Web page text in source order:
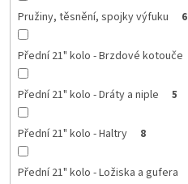
Pružiny, těsnění, spojky výfuku 6
Přední 21" kolo - Brzdové kotouče
Přední 21" kolo - Dráty a niple 5
Přední 21" kolo - Haltry 8
Přední 21" kolo - Ložiska a gufera